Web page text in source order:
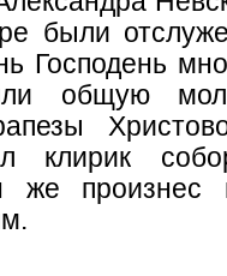
были
Господень
общую
клирик
же произнес